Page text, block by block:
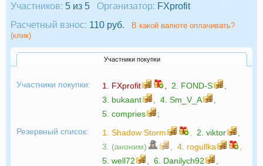
Участников: 5 из 5 Организатор: FXprofit
Расчетный взнос: 110 руб.
В какой валюте оплачивать?
(клик)
Участники покупки
Участники покупки: 1. FXprofit 2. FOND-S
3. bukaant 4. Sm_V_A
5. compries
;
Резервный список:
1. Shadow Storm 2. viktor
3. (аноним)
4. rogullka
5. well72 6. Danilych92